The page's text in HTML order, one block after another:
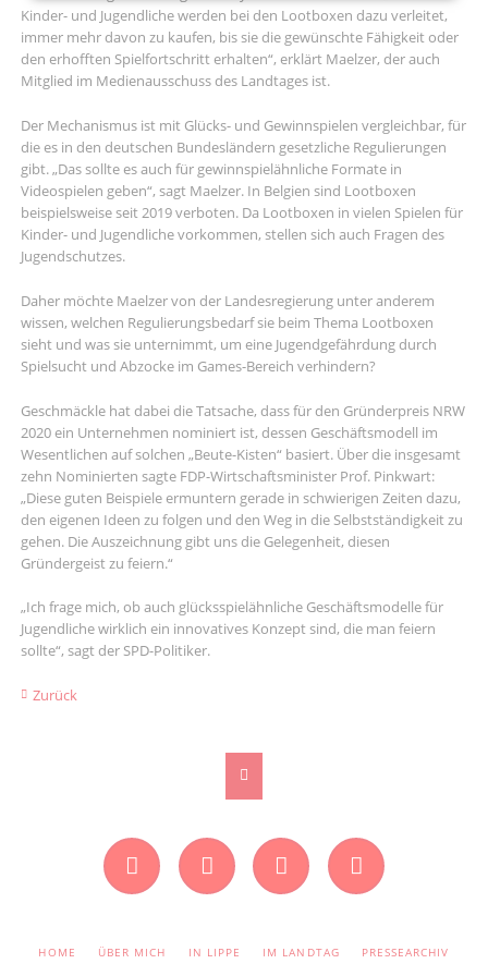
Kinder- und Jugendliche werden bei den Lootboxen dazu verleitet,
immer mehr davon zu kaufen, bis sie die gewünschte Fähigkeit oder
den erhofften Spielfortschritt erhalten“, erklärt Maelzer, der auch
Mitglied im Medienausschuss des Landtages ist.
Der Mechanismus ist mit Glücks- und Gewinnspielen vergleichbar, für
die es in den deutschen Bundesländern gesetzliche Regulierungen
gibt. „Das sollte es auch für gewinnspielähnliche Formate in
Videospielen geben“, sagt Maelzer. In Belgien sind Lootboxen
beispielsweise seit 2019 verboten. Da Lootboxen in vielen Spielen für
Kinder- und Jugendliche vorkommen, stellen sich auch Fragen des
Jugendschutzes.
Daher möchte Maelzer von der Landesregierung unter anderem
wissen, welchen Regulierungsbedarf sie beim Thema Lootboxen
sieht und was sie unternimmt, um eine Jugendgefährdung durch
Spielsucht und Abzocke im Games-Bereich verhindern?
Geschmäckle hat dabei die Tatsache, dass für den Gründerpreis NRW
2020 ein Unternehmen nominiert ist, dessen Geschäftsmodell im
Wesentlichen auf solchen „Beute-Kisten“ basiert. Über die insgesamt
zehn Nominierten sagte FDP-Wirtschaftsminister Prof. Pinkwart:
„Diese guten Beispiele ermuntern gerade in schwierigen Zeiten dazu,
den eigenen Ideen zu folgen und den Weg in die Selbstständigkeit zu
gehen. Die Auszeichnung gibt uns die Gelegenheit, diesen
Gründergeist zu feiern.“
„Ich frage mich, ob auch glücksspielähnliche Geschäftsmodelle für
Jugendliche wirklich ein innovatives Konzept sind, die man feiern
sollte“, sagt der SPD-Politiker.
Zurück
NAVIGATION
HOME ÜBER MICH IN LIPPE IM LANDTAG PRESSEARCHIV